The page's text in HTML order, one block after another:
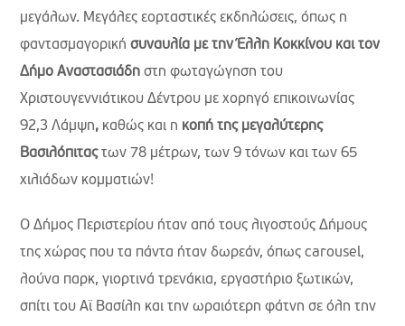
μεγάλων. Μεγάλες εορταστικές εκδηλώσεις, όπως η
φαντασμαγορικήσυναυλία με την Έλλη Κοκκίνου και τον
Δήμο Αναστασιάδηστη φωταγώγηση του
Χριστουγεννιάτικου Δέντρου με χορηγό επικοινωνίας
92,3 Λάμψη, καθώς και η κοπή της μεγαλύτερης
Βασιλόπιταςτων 78 μέτρων, των 9 τόνων και των 65
χιλιάδων κομματιών!
Ο Δήμος Περιστερίου ήταν από τους λιγοστούς Δήμους
της χώρας που τα πάντα ήταν δωρεάν, όπως carousel,
λούνα παρκ, γιορτινά τρενάκια, εργαστήριο ξωτικών,
σπίτι του Αϊ Βασίλη και την ωραιότερη φάτνη σε όλη την